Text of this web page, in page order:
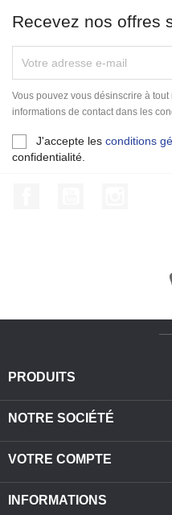
Recevez nos offres
Vous pouvez vous désinscrire à
informations de contact dans les
J'accepte les conditions
confidentialité.
PRODUITS
NOTRE SOCIÉTÉ
VOTRE COMPTE
INFORMATIONS